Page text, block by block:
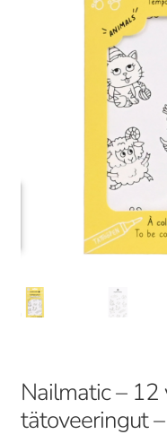
Nailmatic –
tätoveeringut